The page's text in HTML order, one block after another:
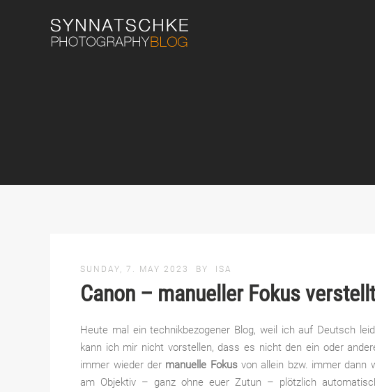
SUNDAY, 7. MAY 2023 BY ISA
Canon – manueller Fokus
Heute mal ein technikbezogener Blog, weil ich auf Deutsch
kann ich mir nicht vorstellen, dass es nicht den ein oder
immer wieder der manuelle Fokusvon allein bzw. immer dann
am Objektiv – ganz ohne euer Zutun – plötzlich